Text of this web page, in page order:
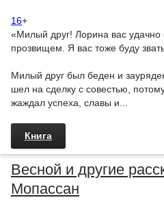
16+
«Милый друг! Лорина вас удачно
прозвищем. Я вас тоже буду
Милый друг был беден и
шел на сделку с совестью,
жаждал успеха, славы и...
Книга
Весной и другие
Мопассан